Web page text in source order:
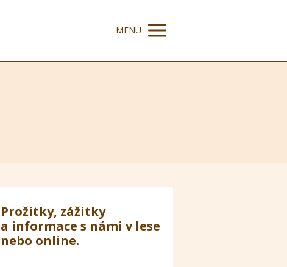
MENU
Prožitky, zážitky
a informace s námi v lese
nebo online.